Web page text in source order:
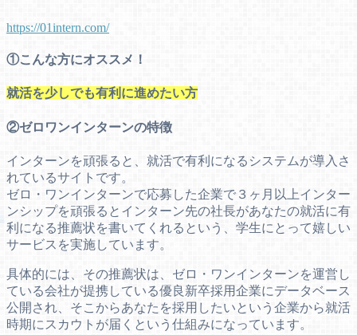
https://01intern.com/
①こんな方にオススメ！
就活を少しでも有利に進めたい方
②ゼロワンインターンの特徴
インターンを頑張ると、就活で有利になるシステムが導入さ
れているサイトです。
ゼロ・ワンインターンで応募した企業で３ヶ月以上インター
ンシップを頑張るとインターン先の社長があなたの就活に有
利になる推薦状を書いてくれるという、学生にとって嬉しい
サービスを実施しています。
具体的には、その推薦状は、ゼロ・ワンインターンを運営し
ている会社が提携している優良新卒採用企業にデータベース
公開され、そこからあなたを採用したいという企業から就活
時期にスカウトが届くという仕組みになっています。